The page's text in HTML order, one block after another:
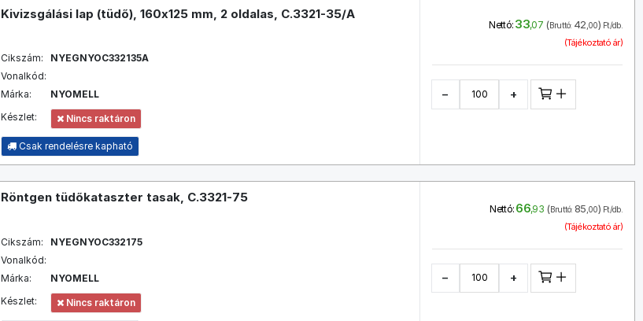
Kivizsgálási lap (tüdő), 160x125 mm, 2 oldalas, C.3321-35/A
Cikszám:
NYEGNYOC332135A
Vonalkód:
Márka:
NYOMELL
Készlet:
Nincs raktáron
Csak rendelésre kapható
Nettó: 33,07 (Bruttó: 42,00) Ft/db.
(Tájékoztató ár)
− +
Röntgen tüdőkataszter tasak, C.3321-75
Cikszám:
NYEGNYOC332175
Vonalkód:
Márka:
NYOMELL
Készlet:
Nincs raktáron
Nettó: 66,93 (Bruttó:85,00) Ft/db.
(Tájékoztató ár)
− +